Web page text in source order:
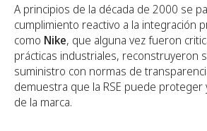
A principios de la década de 2000 se
cumplimiento reactivo a la integración
como Nike, que alguna vez fueron
prácticas industriales, reconstruyeron
suministro con normas de
demuestra que la RSE puede proteger
de la marca.